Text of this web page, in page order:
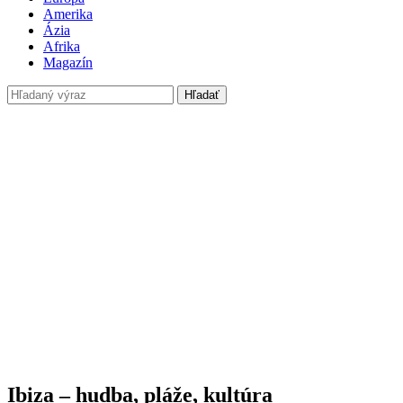
Amerika
Ázia
Afrika
Magazín
Hľadať
Ibiza – hudba, pláže, kultúra